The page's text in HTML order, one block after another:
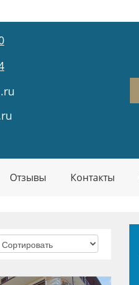
Отзывы Контакты